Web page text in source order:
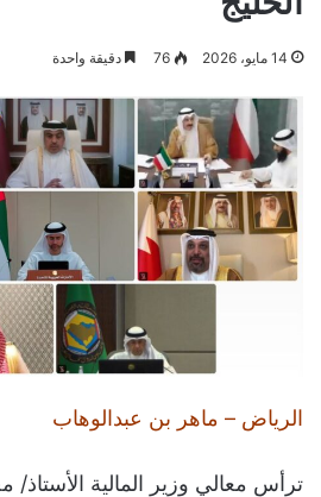
14 مايو، 2026 76 دقيقة واحدة
الرياض – ماهر بن عبدالوهاب
ترأس معالي وزير المالية الأستاذ/